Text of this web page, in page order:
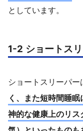
としています。
1-2 ショートス
ショートスリーパー
く、また短時間睡
神的な健康上のリ